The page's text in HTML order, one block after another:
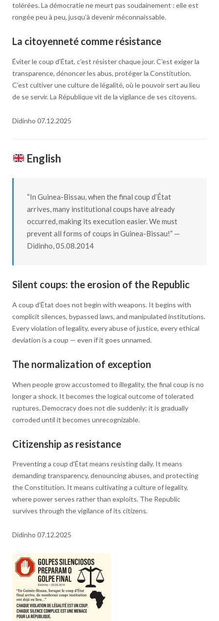
tolérées. La démocratie ne meurt pas soudainement : elle est
rongée peu à peu, jusqu’à devenir méconnaissable.
La citoyenneté comme résistance
Éviter le coup d’État, c’est résister chaque jour. C’est exiger la
transparence, dénoncer les abus, protéger la Constitution.
C’est cultiver une culture de légalité, où le pouvoir sert au lieu
de se servir. La République vit de la vigilance de ses citoyens.
Didinho 07.12.2025
English
“In Guinea-Bissau, when the final coup d’État
arrives, many institutional coups have already
occurred, making its execution easier. We must
prevent all forms of coups in Guinea-Bissau!” —
Didinho, 05.08.2014
Silent coups: the erosion of the Republic
A coup d’État does not begin with weapons. It begins with
complicit silences, bypassed laws, and manipulated institutions.
Every violation of legality, every abuse of justice, every ethical
deviation is a coup — even if it goes unnamed.
The normalization of exception
When people grow accustomed to illegality, the final coup is no
longer a shock. It becomes the logical outcome of tolerated
ruptures. Democracy does not die suddenly: it is gradually
corroded until it becomes unrecognizable.
Citizenship as resistance
Preventing a coup d’État means resisting daily. It means
demanding transparency, denouncing abuses, and protecting
the Constitution. It means cultivating a culture of legality,
where power serves rather than exploits. The Republic
survives through the vigilance of its citizens.
Didinho 07.12.2025